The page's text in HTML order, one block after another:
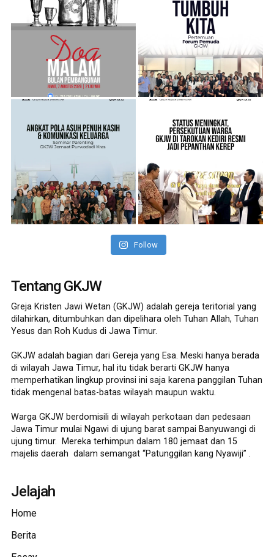
Follow
Tentang GKJW
Greja Kristen Jawi Wetan (GKJW) adalah gereja teritorial yang
dilahirkan, ditumbuhkan dan dipelihara oleh Tuhan Allah, Tuhan
Yesus dan Roh Kudus di Jawa Timur.
GKJW adalah bagian dari Gereja yang Esa. Meski hanya berada
di wilayah Jawa Timur, hal itu tidak berarti GKJW hanya
memperhatikan lingkup provinsi ini saja karena panggilan Tuhan
tidak mengenal batas-batas wilayah maupun waktu.
Warga GKJW berdomisili di wilayah perkotaan dan pedesaan
Jawa Timur mulai Ngawi di ujung barat sampai Banyuwangi di
ujung timur. Mereka terhimpun dalam 180 jemaat dan 15
majelis daerah dalam semangat “Patunggilan kang Nyawiji” .
Jelajah
Home
Berita